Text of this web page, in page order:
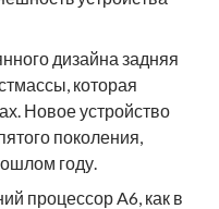
дизайна задняя
которая
Новое устройство
поколения,
году.
процессор A6, как в